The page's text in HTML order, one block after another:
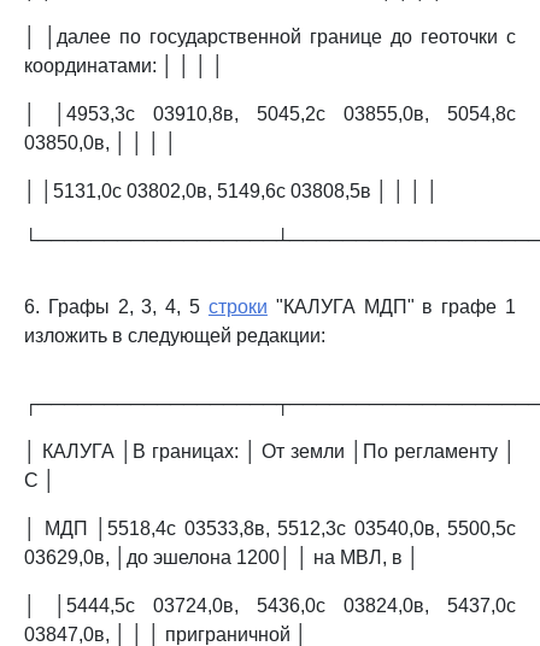
│ │далее по государственной границе до геоточки с
координатами: │ │ │ │
│ │4953,3с 03910,8в, 5045,2с 03855,0в, 5054,8с
03850,0в, │ │ │ │
│ │5131,0с 03802,0в, 5149,6с 03808,5в │ │ │ │
6. Графы 2, 3, 4, 5 строки "КАЛУГА МДП" в графе 1
изложить в следующей редакции:
│ КАЛУГА │В границах: │ От земли │По регламенту │
C │
│ МДП │5518,4с 03533,8в, 5512,3с 03540,0в, 5500,5с
03629,0в, │до эшелона 1200│ │ на МВЛ, в │
│ │5444,5с 03724,0в, 5436,0с 03824,0в, 5437,0с
03847,0в, │ │ │ приграничной │